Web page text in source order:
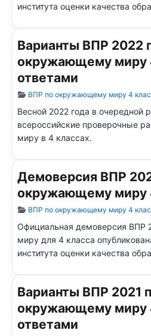
института оценки качества
Варианты ВПР 2022
окружающему миру
ответами
Информация о материале
ВПР по окружающему миру 4
Весной 2022 года в очередной
всероссийские проверочные
миру в 4 классах.
Демоверсия ВПР
окружающему миру
Информация о материале
ВПР по окружающему миру 4
Официальная демоверсия
миру для 4 класса
института оценки качества
Варианты ВПР 2021
окружающему миру
ответами